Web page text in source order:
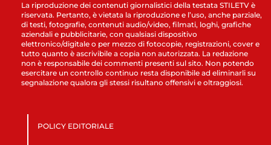
La riproduzione dei contenuti giornalistici della testata STILETV è
riservata. Pertanto, è vietata la riproduzione e l’uso, anche parziale,
di testi, fotografie, contenuti audio/video, filmati, loghi, grafiche
aziendali e pubblicitarie, con qualsiasi dispositivo
elettronico/digitale o per mezzo di fotocopie, registrazioni, cover e
tutto quanto è ascrivibile a copia non autorizzata. La redazione
non è responsabile dei commenti presenti sul sito. Non potendo
esercitare un controllo continuo resta disponibile ad eliminarli su
segnalazione qualora gli stessi risultano offensivi e oltraggiosi.
POLICY EDITORIALE